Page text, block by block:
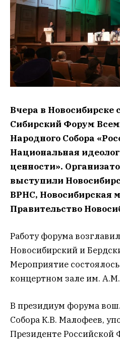
Вчера в Новосибирске
Сибирский Форум
Народного Собора
Национальная
ценности».
выступили
ВРНС, Новосибирская
Правительство
Работу форума
Новосибирский и
Мероприятие
концертном зале им.
В президиум форума
Собора К.В. Малофеев,
Президенте Российской